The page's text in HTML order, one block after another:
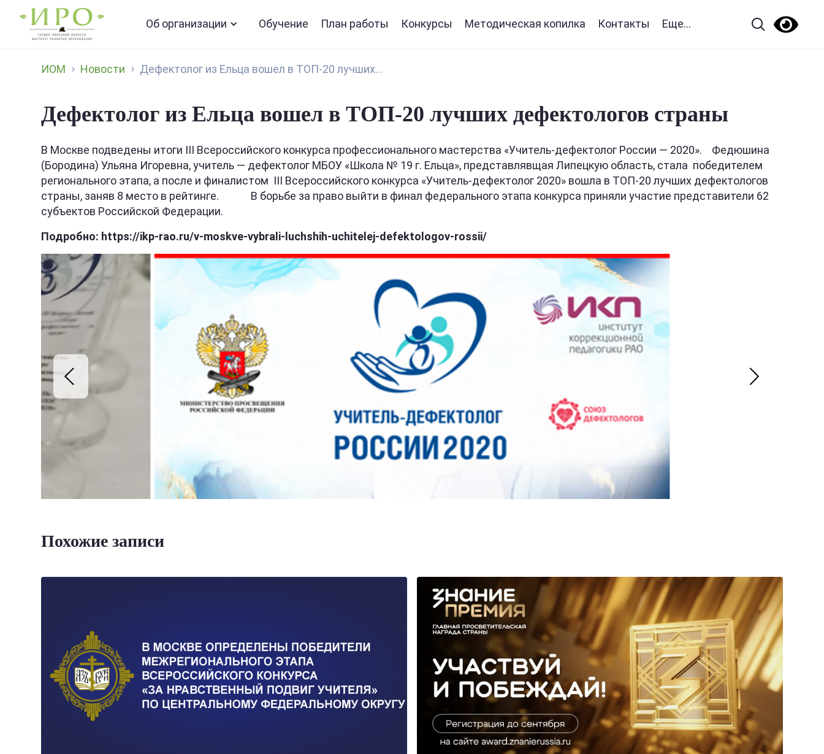
Об организации Обучение План работы Конкурсы Методическая копилка Контакты Еще...
ИОМ Новости Дефектолог из Ельца вошел в ТОП-20 лучших...
Дефектолог из Ельца вошел в ТОП-20 лучших дефектологов страны
В Москве подведены итоги III Всероссийского конкурса профессионального мастерства «Учитель-дефектолог России — 2020». Федюшина
(Бородина) Ульяна Игоревна, учитель — дефектолог МБОУ «Школа № 19 г. Ельца», представлявщая Липецкую область, стала победителем
регионального этапа, а после и финалистом III Всероссийского конкурса «Учитель-дефектолог 2020» вошла в ТОП-20 лучших дефектологов
страны, заняв 8 место в рейтинге. В борьбе за право выйти в финал федерального этапа конкурса приняли участие представители 62
субъектов Российской Федерации.
Подробно: https://ikp-rao.ru/v-moskve-vybrali-luchshih-uchitelej-defektologov-rossii/
Похожие записи